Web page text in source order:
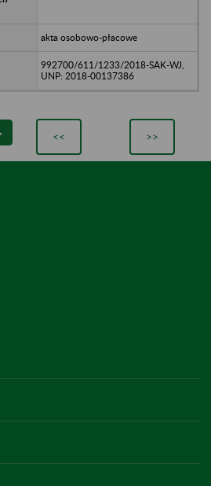
akta osobowo-płacowe
992700/611/1233/2018-SAK-WJ,
UNP: 2018-00137386
<< >>